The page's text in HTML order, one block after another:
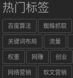
热门标签
百度算法 蜘蛛抓取
关键词布局 流量
权重 网赚 创业
网络营销 软文营销